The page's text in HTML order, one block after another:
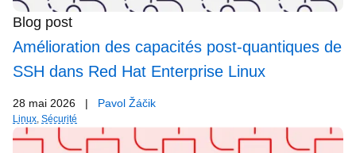
Blog post
Amélioration des capacités post-quantiques de
SSH dans Red Hat Enterprise Linux
28 mai 2026 | Pavol Žáčik
Linux, Sécurité